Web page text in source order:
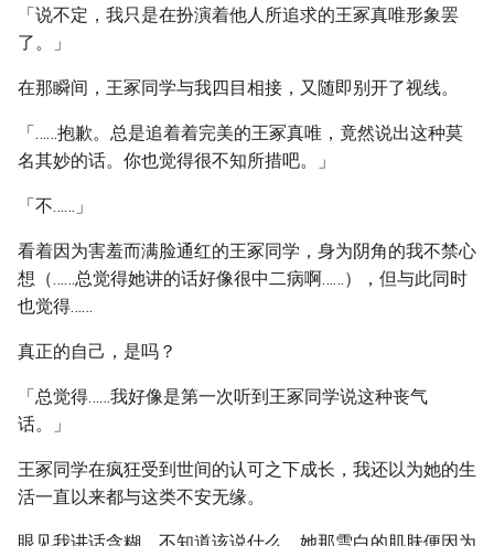
「说不定，我只是在扮演着他人所追求的王冢真唯形象罢
了。」
在那瞬间，王冢同学与我四目相接，又随即别开了视线。
「……抱歉。总是追着着完美的王冢真唯，竟然说出这种莫
名其妙的话。你也觉得很不知所措吧。」
「不……」
看着因为害羞而满脸通红的王冢同学，身为阴角的我不禁心
想（……总觉得她讲的话好像很中二病啊……），但与此同时
也觉得……
真正的自己，是吗？
「总觉得……我好像是第一次听到王冢同学说这种丧气
话。」
王冢同学在疯狂受到世间的认可之下成长，我还以为她的生
活一直以来都与这类不安无缘。